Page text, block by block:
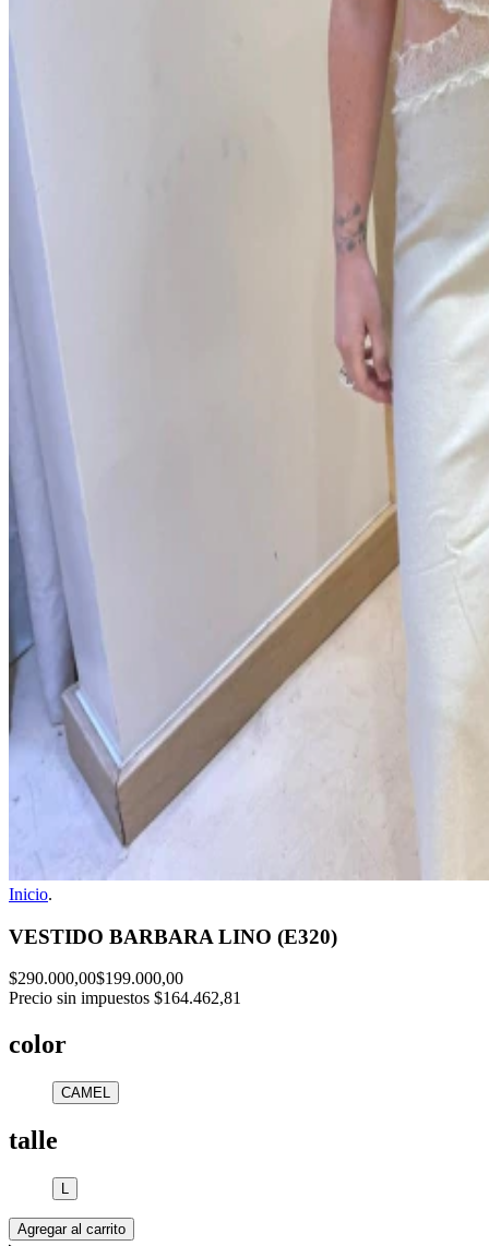
Inicio.
VESTIDO BARBARA LINO (E320)
$290.000,00$199.000,00
Precio sin impuestos $164.462,81
color
CAMEL
talle
L
Agregar al carrito